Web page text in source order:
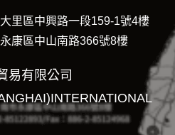
里區中興路一段159-1號4樓
康區中山南路366號8樓
易有限公司